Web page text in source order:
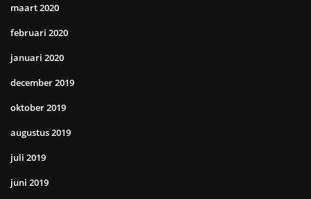
maart 2020
februari 2020
januari 2020
december 2019
oktober 2019
augustus 2019
juli 2019
juni 2019